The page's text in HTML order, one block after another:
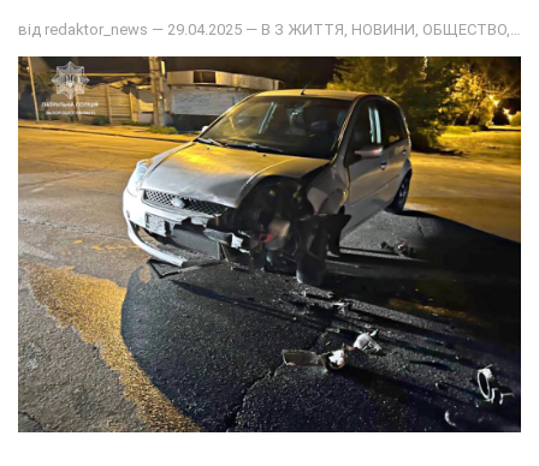
від redaktor_news — 29.04.2025 — В З ЖИТТЯ НОВИНИ ОБЩЕСТВО